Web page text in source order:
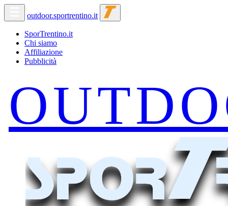
outdoor.sportrentino.it
SporTrentino.it
Chi siamo
Affiliazione
Pubblicità